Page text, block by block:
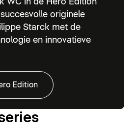
WC in de Hero Edition
originele
Starck met de
en innovatieve
Edition